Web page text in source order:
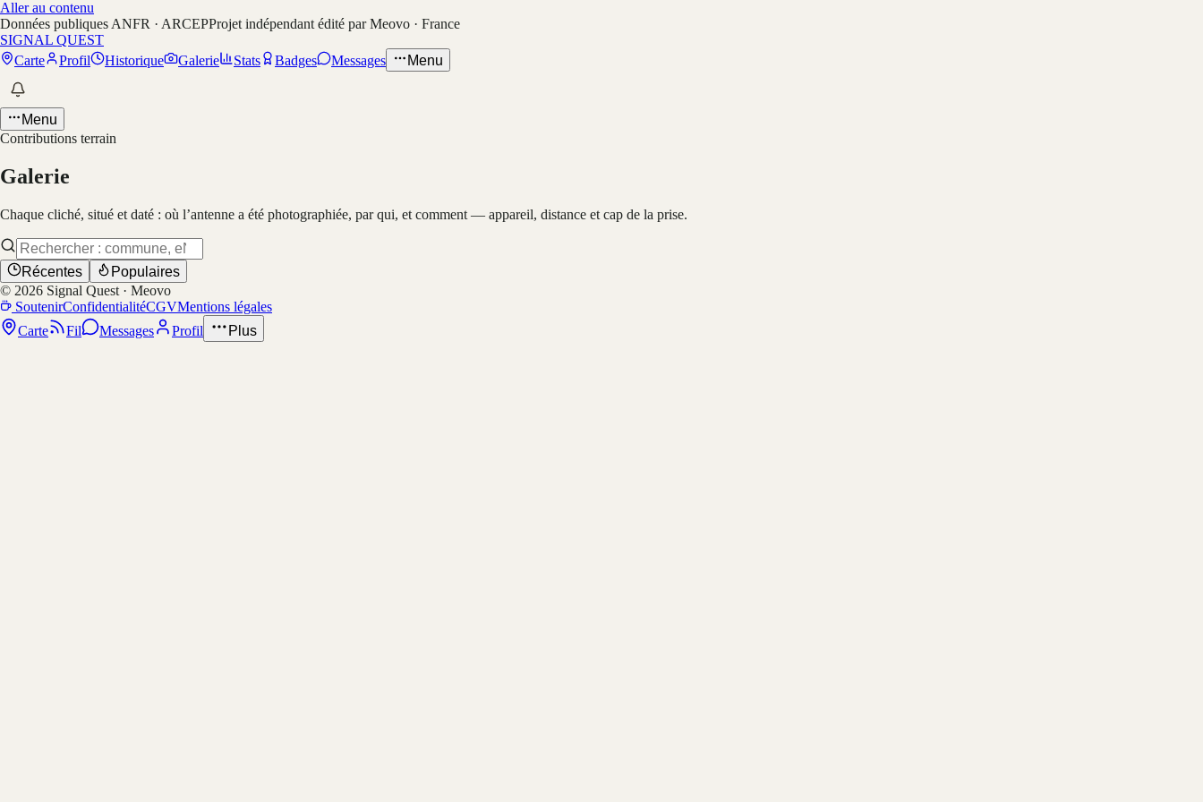
Aller au contenu
Données publiques ANFR · ARCEPProjet indépendant édité par Meovo · France
SIGNAL QUEST
Carte
Profil Historique Galerie Stats Badges Messages Menu
Menu
Contributions terrain
Galerie
Chaque cliché, situé et daté : où l’antenne a été photographiée, par qui, et comment — appareil, distance et cap de la prise.
Récentes
Populaires
© 2026 Signal Quest · Meovo
SoutenirConfidentialitéCGVMentions légales
Carte
Fil Messages Profil Plus